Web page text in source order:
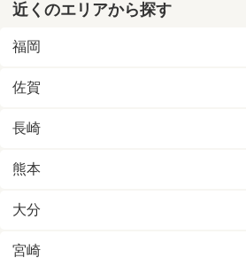
近くのエリアから探す
福岡
佐賀
長崎
熊本
大分
宮崎